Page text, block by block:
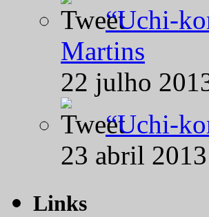
“Uchi-
Martins
22 julho
“Uchi-
23 abril
Links